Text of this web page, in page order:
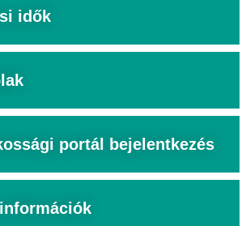
idők
portál bejelentkezés